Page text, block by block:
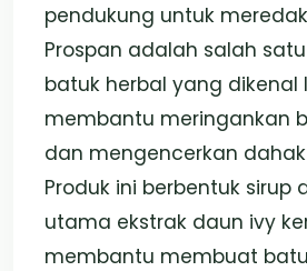
pendukung untuk
Prospan adalah salah
batuk herbal yang dikenal
membantu meringankan
dan mengencerkan
Produk ini berbentuk sirup
utama ekstrak daun ivy
membantu membuat